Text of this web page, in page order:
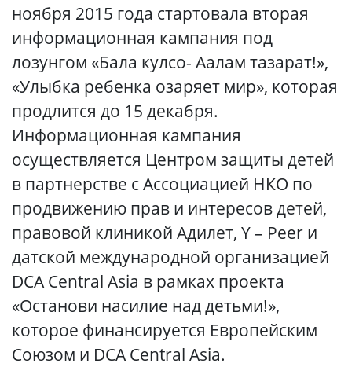
ноября 2015 года стартовала вторая
информационная кампания под
лозунгом «Бала кулсо- Аалам тазарат!»,
«Улыбка ребенка озаряет мир», которая
продлится до 15 декабря.
Информационная кампания
осуществляется Центром защиты детей
в партнерстве с Ассоциацией НКО по
продвижению прав и интересов детей,
правовой клиникой Адилет, Y – Peer и
датской международной организацией
DCA Central Asiа в рамках проекта
«Останови насилие над детьми!»,
которое финансируется Европейским
Союзом и DCA Central Asia.